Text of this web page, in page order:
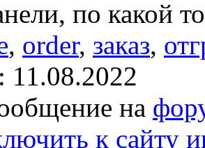
по какой
, order, заказ,
11.08.2022
на
к сайту